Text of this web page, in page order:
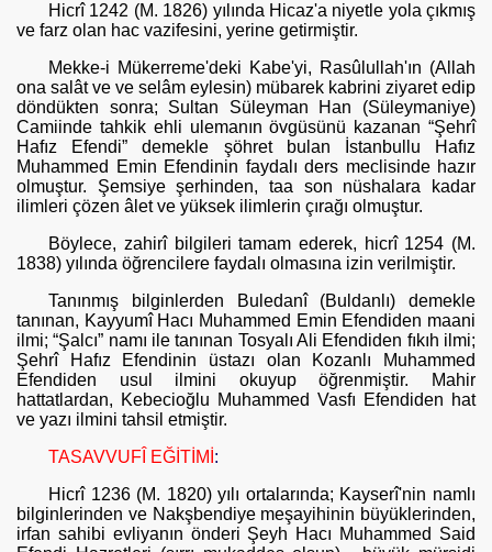
Hicrî 1242 (M. 1826) yılında Hicaz'a niyetle yola çıkmış
ve farz olan hac vazifesini, yerine getirmiştir.
Mekke-i Mükerreme'deki Kabe'yi, Rasûlullah'ın (Allah
ona salât ve ve selâm eylesin) mübarek kabrini ziyaret edip
döndükten sonra; Sultan Süleyman Han (Süleymaniye)
Camiinde tahkik ehli ulemanın övgüsünü kazanan “Şehrî
Hafız Efendi” demekle şöhret bulan İstanbullu Hafız
Muhammed Emin Efendinin faydalı ders meclisinde hazır
olmuştur. Şemsiye şerhinden, taa son nüs­halara kadar
ilimleri çözen âlet ve yüksek ilimlerin çırağı olmuştur.
Böylece, zahirî bilgileri tamam ederek, hicrî 1254 (M.
1838) yılında öğrencilere faydalı olmasına izin verilmiştir.
Tanınmış bilginlerden Buledanî (Buldanlı) demekle
tanınan, Kayyumî Hacı Muhammed Emin Efendiden maani
ilmi; “Şalcı” namı ile tanınan Tosyalı Ali Efendiden fıkıh ilmi;
Şehrî Hafız Efen­dinin üstazı olan Kozanlı Muhammed
Efendiden usul ilmini okuyup öğren­miştir.
Mahir
hattatlardan, Kebecioğlu Muhammed Vasfı Efendiden hat
ve yazı ilmini tahsil etmiştir.
TASAVVUFÎ EĞİTİMİ :
Hicrî 1236 (M. 1820) yılı ortalarında; Kayserî'nin namlı
bilginlerin­den ve Nakşbendiye meşayihinin büyüklerinden,
irfan sahibi evliyanın önderi Şeyh Hacı Muhammed Said